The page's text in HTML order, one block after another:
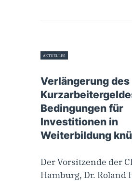
AKTUELLES
Verlängerung des
Bedingungen für
Investitionen in
Weiterbildung
Der Vorsitzende der
Hamburg, Dr. Roland